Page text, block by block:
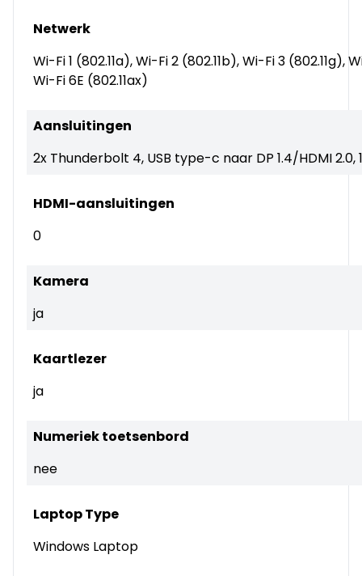
Netwerk
Wi-Fi 1 (802.11a), Wi-Fi 2 (802.11b), Wi-Fi 3 (802.11g),
Wi-Fi 6E (802.11ax)
Aansluitingen
2x Thunderbolt 4, USB type-c naar DP 1.4/HDMI 2.0,
HDMI-aansluitingen
0
Kamera
ja
Kaartlezer
ja
Numeriek toetsenbord
nee
Laptop Type
Windows Laptop